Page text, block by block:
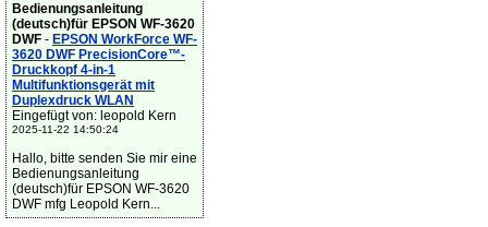
Bedienungsanleitung
(deutsch)für EPSON WF-3620
DWF - EPSON WorkForce WF-
3620 DWF PrecisionCore™-
Druckkopf 4-in-1
Multifunktionsgerät mit
Duplexdruck WLAN
Eingefügt von: leopold Kern
2025-11-22 14:50:24
Hallo, bitte senden Sie mir eine
Bedienungsanleitung
(deutsch)für EPSON WF-3620
DWF mfg Leopold Kern...